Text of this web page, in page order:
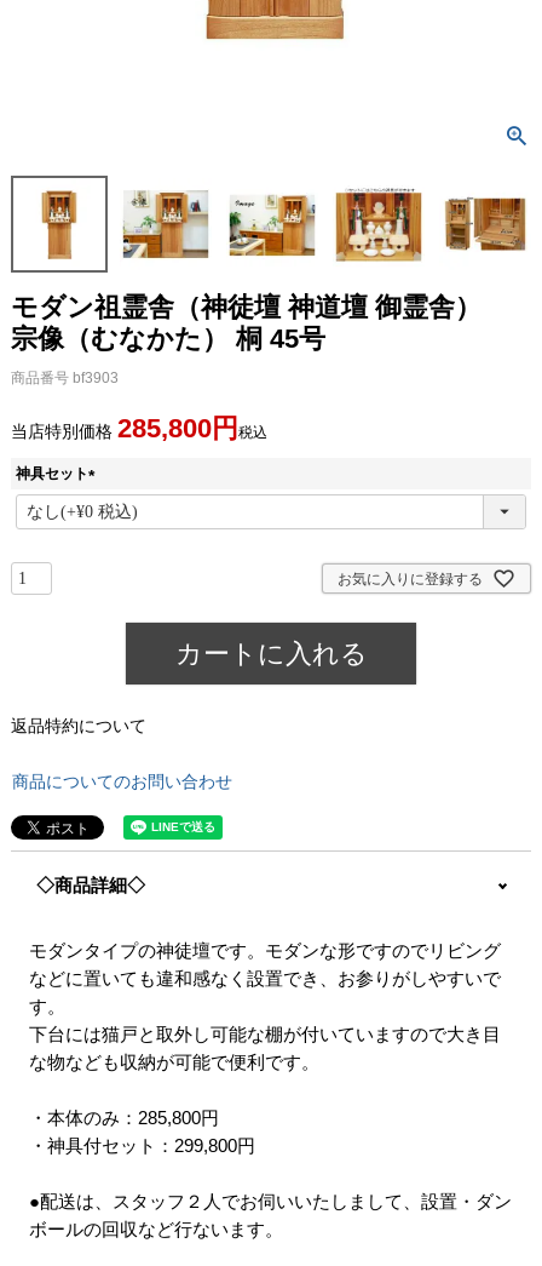
モダン祖霊舎（神徒壇 神道壇 御霊舎）
宗像（むなかた） 桐 45号
商品番号 bf3903
当店特別価格 285,800 税込
神具セット
(
必
お気に入りに登録する
カートに入れる
返品特約について
商品についてのお問い合わせ
◇商品詳細◇
モダンタイプの神徒壇です。モダンな形ですのでリビング
などに置いても違和感なく設置でき、お参りがしやすいで
す。
下台には猫戸と取外し可能な棚が付いていますので大き目
な物なども収納が可能で便利です。
・本体のみ：285,800円
・神具付セット：299,800円
●配送は、スタッフ２人でお伺いいたしまして、設置・ダン
ボールの回収など行ないます。